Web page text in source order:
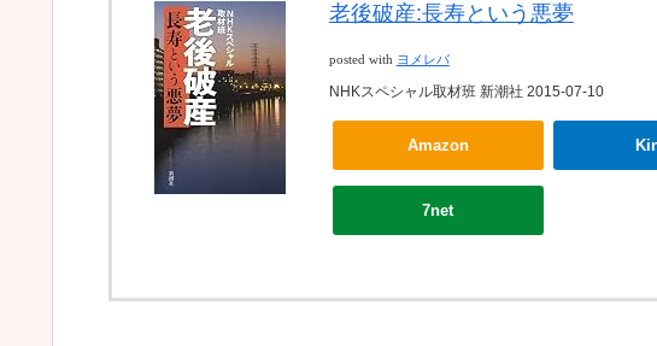
老後破産:長寿という悪夢
posted with ヨメレバ
NHKスペシャル取材班 新潮社 2015-07-10
Amazon
7net